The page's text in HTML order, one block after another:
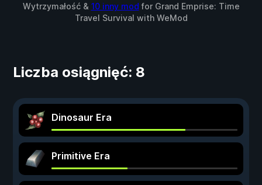
Wytrzymałość & 10 inny mod for Grand Emprise: Time
Travel Survival with WeMod
Liczba osiągnięć: 8
Dinosaur Era
Primitive Era